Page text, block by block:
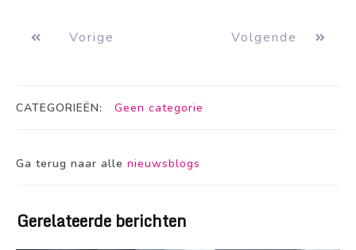
Vorige Volgende
CATEGORIEËN: Geen categorie
Ga terug naar alle nieuwsblogs
Gerelateerde berichten